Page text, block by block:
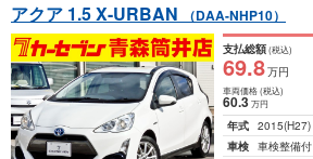
アクア 1.5 X-URBAN （DAA-NHP10）
支払総額(税込)
69.8万円
車両価格(税込)
60.3万円
年式 2015(H27)
車検 車検整備付